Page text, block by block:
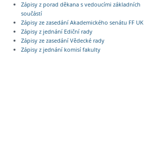
Zápisy z porad děkana s vedoucími základních
součástí
Zápisy ze zasedání Akademického senátu FF UK
Zápisy z jednání Ediční rady
Zápisy ze zasedání Vědecké rady
Zápisy z jednání komisí fakulty